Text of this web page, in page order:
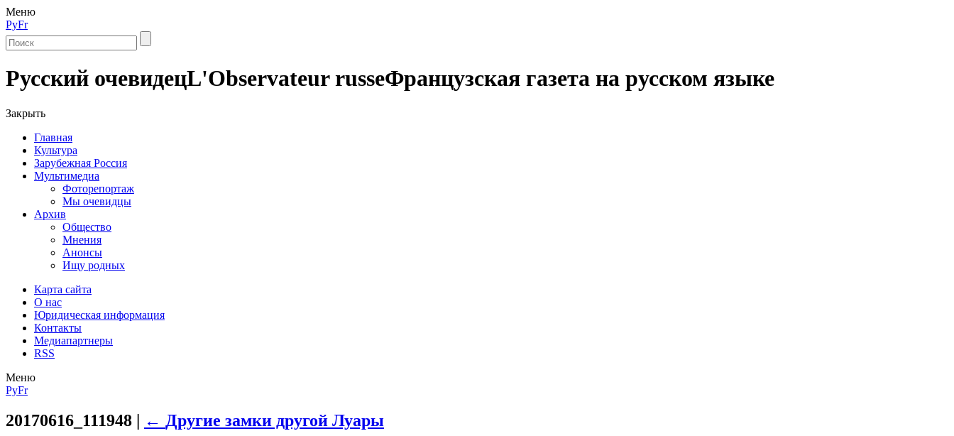
Меню
РуFr
Русский очевидецL'Observateur russeФранцузская газета на русском языке
Закрыть
Главная
Культура
Зарубежная Россия
Мультимедиа
Фоторепортаж
Мы очевидцы
Архив
Общество
Мнения
Анонсы
Ищу родных
Карта сайта
О нас
Юридическая информация
Контакты
Медиапартнеры
RSS
Меню
РуFr
20170616_111948 | ← Другие замки другой Луары